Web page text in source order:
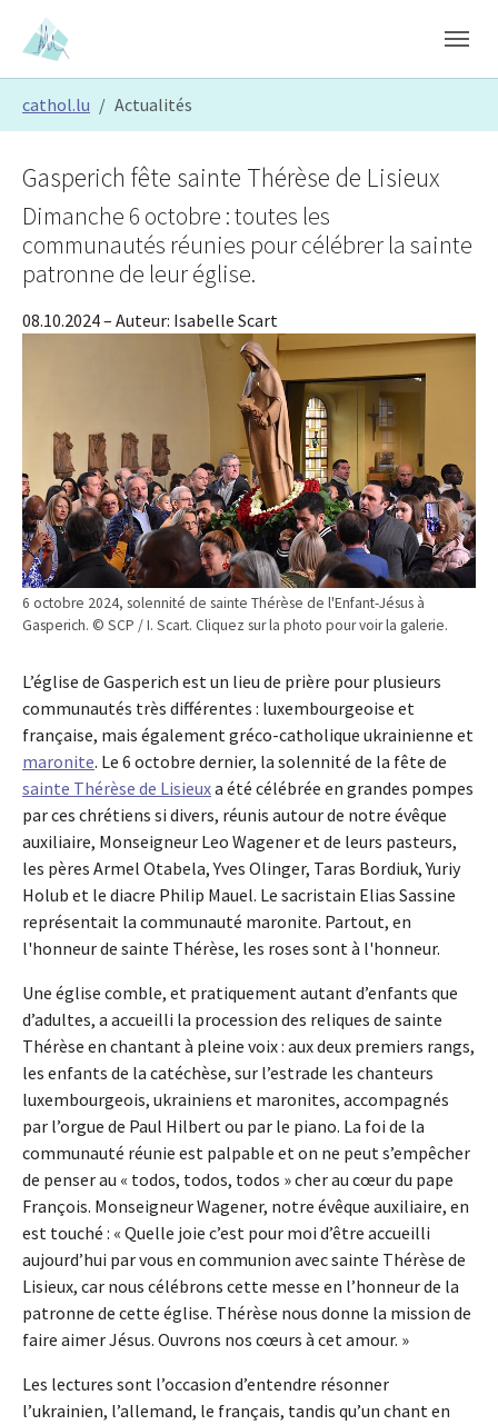
Skip to main content
Skip to page footer
cathol.lu Actualités
6 octobre 2024, solennité de sainte Thérèse de l'Enfant-Jésus à
Gasperich. © SCP / I. Scart. Cliquez sur la photo pour voir la galerie.
Gasperich fête sainte Thérèse de Lisieux
Dimanche 6 octobre : toutes les
communautés réunies pour célébrer la sainte
patronne de leur église.
08.10.2024– Auteur: Isabelle Scart
L’église de Gasperich est un lieu de prière pour plusieurs
communautés très différentes : luxembourgeoise et
française, mais également gréco-catholique ukrainienne et
maronite. Le 6 octobre dernier, la solennité de la fête de
sainte Thérèse de Lisieuxa été célébrée en grandes pompes
par ces chrétiens si divers, réunis autour de notre évêque
auxiliaire, Monseigneur Leo Wagener et de leurs pasteurs,
les pères Armel Otabela, Yves Olinger, Taras Bordiuk, Yuriy
Holub et le diacre Philip Mauel. Le sacristain Elias Sassine
représentait la communauté maronite. Partout, en
l'honneur de sainte Thérèse, les roses sont à l'honneur.
Une église comble, et pratiquement autant d’enfants que
d’adultes, a accueilli la procession des reliques de sainte
Thérèse en chantant à pleine voix : aux deux premiers rangs,
les enfants de la catéchèse, sur l’estrade les chanteurs
luxembourgeois, ukrainiens et maronites, accompagnés
par l’orgue de Paul Hilbert ou par le piano. La foi de la
communauté réunie est palpable et on ne peut s’empêcher
de penser au « todos, todos, todos » cher au cœur du pape
François. Monseigneur Wagener, notre évêque auxiliaire, en
est touché : « Quelle joie c’est pour moi d’être accueilli
aujourd’hui par vous en communion avec sainte Thérèse de
Lisieux, car nous célébrons cette messe en l’honneur de la
patronne de cette église. Thérèse nous donne la mission de
faire aimer Jésus. Ouvrons nos cœurs à cet amour. »
Les lectures sont l’occasion d’entendre résonner
l’ukrainien, l’allemand, le français, tandis qu’un chant en